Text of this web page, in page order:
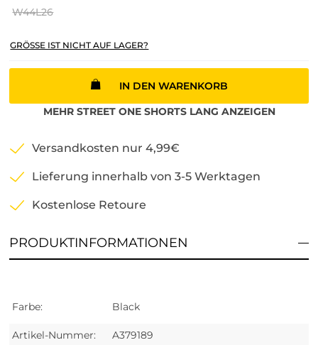
W44L26
GRÖSSE IST NICHT AUF LAGER?
IN DEN WARENKORB
MEHR STREET ONE SHORTS LANG ANZEIGEN
Versandkosten nur 4,99€
Lieferung innerhalb von 3-5 Werktagen
Kostenlose Retoure
PRODUKTINFORMATIONEN
Farbe: Black
Artikel-Nummer: A379189